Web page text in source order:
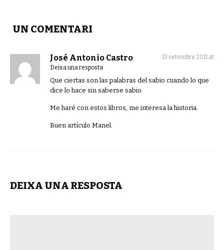
UN COMENTARI
José Antonio Castro
13 setembre 2011 at
Deixa una resposta
Que ciertas son las palabras del sabio cuando lo que
dice lo hace sin saberse sabio.
Me haré con estos libros, me interesa la historia.
Buen artículo Manel.
DEIXA UNA RESPOSTA